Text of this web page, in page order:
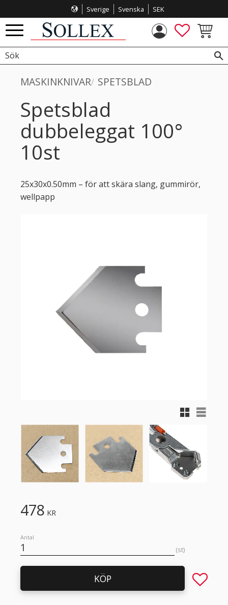
Meny
Sverige Svenska SEK
FAVORITER
MASKINKNIVAR SPETSBLAD
Spetsblad
dubbeleggat 100°
10st
25x30x0.50mm – för att skära slang, gummirör,
wellpapp
Rutnätsvy
Listvy
478 KR
Antal
st
KÖP Lägg till